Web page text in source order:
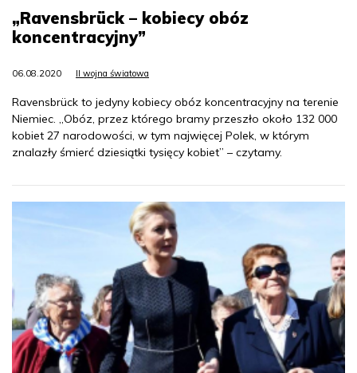
„Ravensbrück – kobiecy obóz
koncentracyjny”
06.08.2020 II wojna światowa
Ravensbrück to jedyny kobiecy obóz koncentracyjny na terenie
Niemiec. „Obóz, przez którego bramy przeszło około 132 000
kobiet 27 narodowości, w tym najwięcej Polek, w którym
znalazły śmierć dziesiątki tysięcy kobiet” – czytamy.